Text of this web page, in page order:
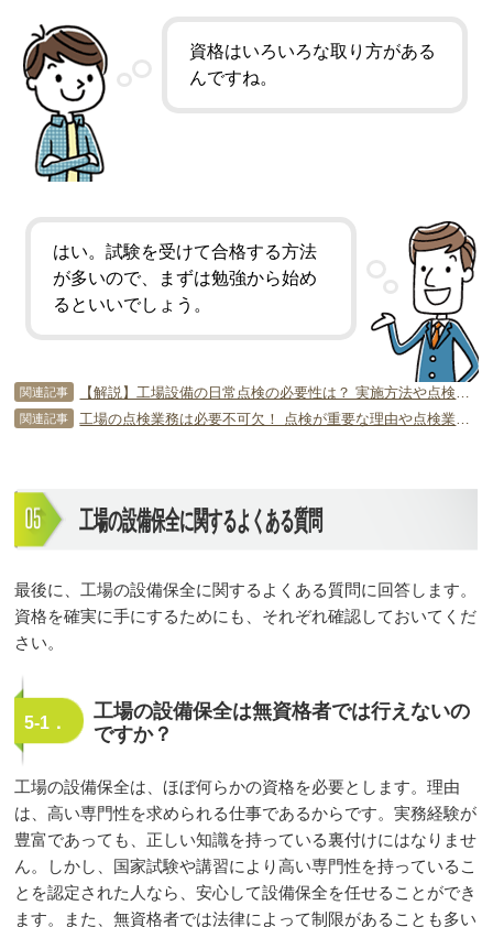
資格はいろいろな取り方がある
んですね。
はい。試験を受けて合格する方法
が多いので、まずは勉強から始め
るといいでしょう。
関連記事 【解説】工場設備の日常点検の必要性は？ 実施方法や点検漏れの原因もチェック！
関連記事 工場の点検業務は必要不可欠！ 点検が重要な理由や点検業務が抱える問題点
工場の設備保全に関するよくある質問
最後に、工場の設備保全に関するよくある質問に回答します。
資格を確実に手にするためにも、それぞれ確認しておいてくだ
さい。
5-1．
工場の設備保全は無資格者では行えないの
ですか？
工場の設備保全は、ほぼ何らかの資格を必要とします。理由
は、高い専門性を求められる仕事であるからです。実務経験が
豊富であっても、正しい知識を持っている裏付けにはなりませ
ん。しかし、国家試験や講習により高い専門性を持っているこ
とを認定された人なら、安心して設備保全を任せることができ
ます。また、無資格者では法律によって制限があることも多い